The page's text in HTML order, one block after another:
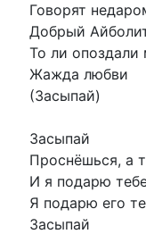
Говорят
Добрый
То ли опоздали
Жажда любви
(Засыпай)
Засыпай
Проснёшься, а
И я подарю
Я подарю его
Засыпай